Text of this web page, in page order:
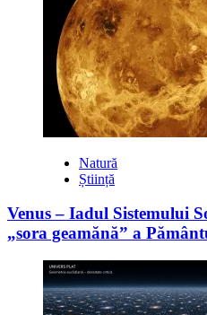
Natură
Știință
Venus – Iadul Sistemului
„sora geamănă” a